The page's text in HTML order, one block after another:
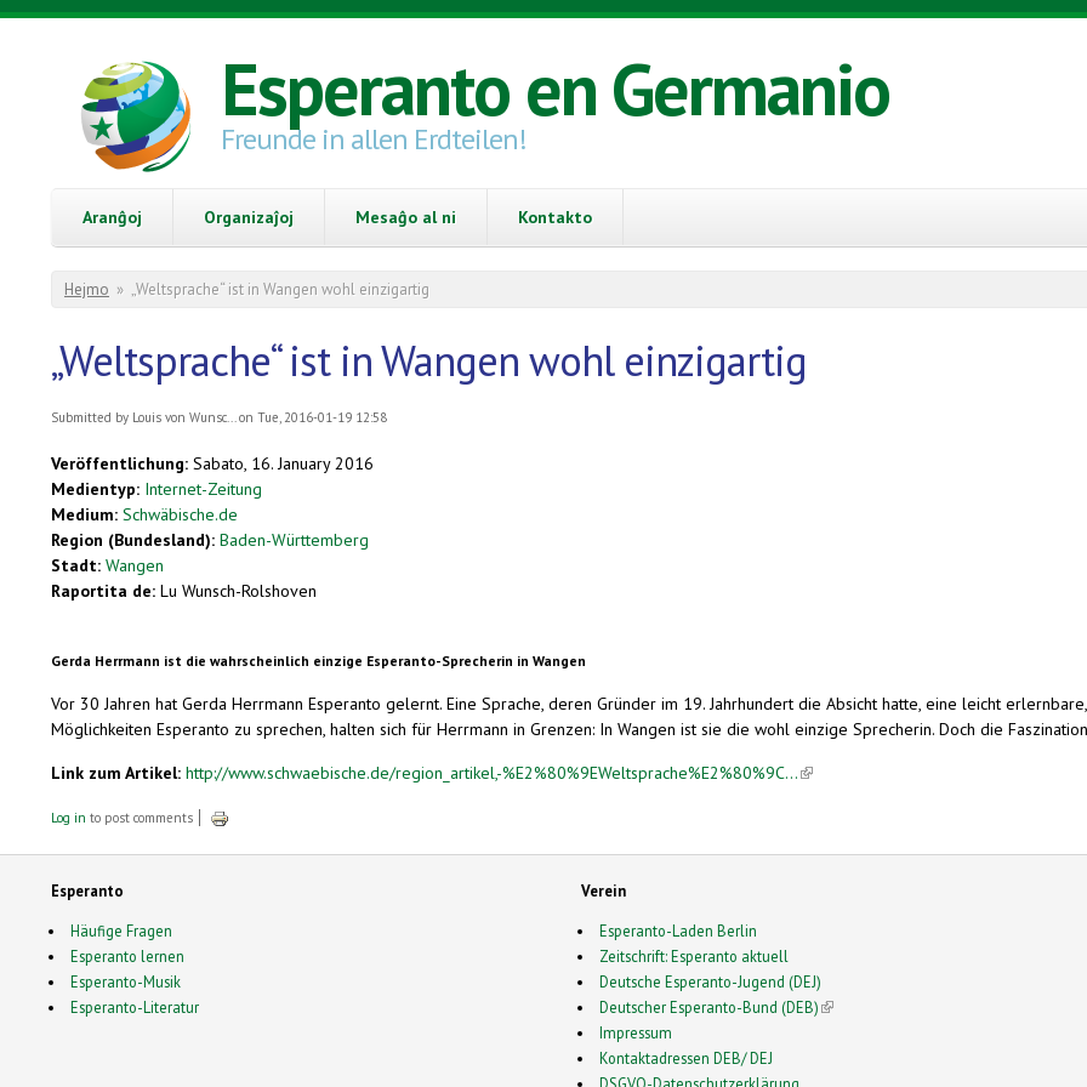
Skip to main content
Esperanto en Germanio
Freunde in allen Erdteilen!
Aranĝoj Organizaĵoj Mesaĝo al ni Kontakto
You are here
Hejmo » „Weltsprache“ ist in Wangen wohl einzigartig
„Weltsprache“ ist in Wangen wohl einzigartig
Submitted by Louis von Wunsc...on Tue, 2016-01-19 12:58
Veröffentlichung: Sabato, 16. January 2016
Medientyp: Internet-Zeitung
Medium: Schwäbische.de
Region (Bundesland): Baden-Württemberg
Stadt: Wangen
Raportita de: Lu Wunsch-Rolshoven
Gerda Herrmann ist die wahrscheinlich einzige Esperanto-Sprecherin in Wangen
Vor 30 Jahren hat Gerda Herrmann Esperanto gelernt. Eine Sprache, deren Gründer im 19. Jahrhundert die Absicht hatte, eine leicht
Möglichkeiten Esperanto zu sprechen, halten sich für Herrmann in Grenzen: In Wangen ist sie die wohl einzige Sprecherin. Doch die
Link zum Artikel: http://www.schwaebische.de/region_artikel,-%E2%80%9EWeltsprache%E2%80%9C...(link is external)
Log in to post comments
Esperanto
Häufige Fragen
Esperanto lernen
Esperanto-Musik
Esperanto-Literatur
Verein
Esperanto-Laden Berlin
Zeitschrift: Esperanto aktuell
Deutsche Esperanto-Jugend (DEJ)
Deutscher Esperanto-Bund (DEB)(link is external)
Impressum
Kontaktadressen DEB/ DEJ